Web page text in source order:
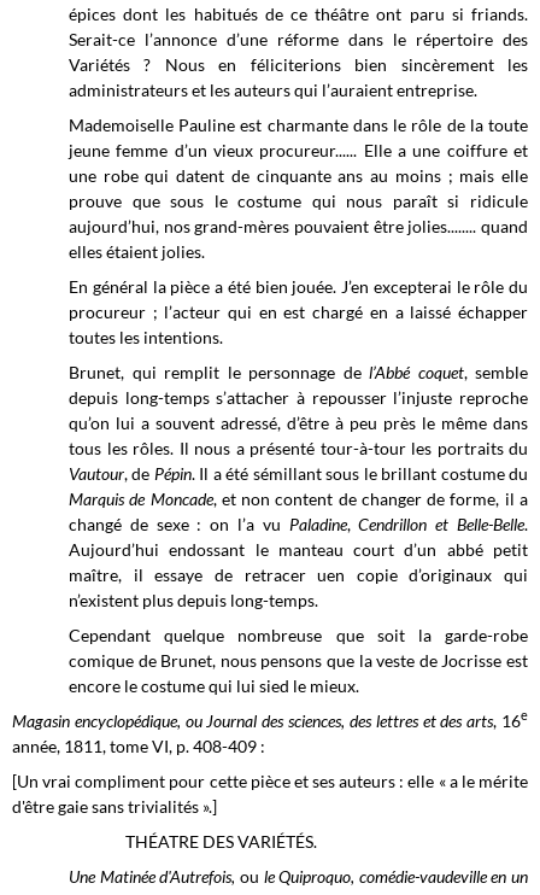
épices dont les habitués de ce théâtre ont paru si friands.
Serait-ce l’annonce d’une réforme dans le répertoire des
Variétés ? Nous en féliciterions bien sincèrement les
administrateurs et les auteurs qui l’auraient entreprise.
Mademoiselle Pauline est charmante dans le rôle de la toute
jeune femme d’un vieux procureur...... Elle a une coiffure et
une robe qui datent de cinquante ans au moins ; mais elle
prouve que sous le costume qui nous paraît si ridicule
aujourd’hui, nos grand-mères pouvaient être jolies........ quand
elles étaient jolies.
En général la pièce a été bien jouée. J’en excepterai le rôle du
procureur ; l’acteur qui en est chargé en a laissé échapper
toutes les intentions.
Brunet, qui remplit le personnage de l’Abbé coquet, semble
depuis long-temps s’attacher à repousser l’injuste reproche
qu’on lui a souvent adressé, d’être à peu près le même dans
tous les rôles. Il nous a présenté tour-à-tour les portraits du
Vautour, de Pépin. Il a été sémillant sous le brillant costume du
Marquis de Moncade, et non content de changer de forme, il a
changé de sexe : on l’a vu Paladine,Cendrillon et Belle-Belle.
Aujourd’hui endossant le manteau court d’un abbé petit
maître, il essaye de retracer uen copie d’originaux qui
n’existent plus depuis long-temps.
Cependant quelque nombreuse que soit la garde-robe
comique de Brunet, nous pensons que la veste de Jocrisse est
encore le costume qui lui sied le mieux.
Magasin encyclopédique, ou Journal des sciences, des lettres et des arts, 16e
année, 1811, tome VI, p. 408-409 :
[Un vrai compliment pour cette pièce et ses auteurs : elle « a le mérite
d'être gaie sans trivialités ».]
THÉATRE DES VARIÉTÉS.
Une Matinée d'Autrefois, ou le Quiproquo, comédie-vaudeville en un